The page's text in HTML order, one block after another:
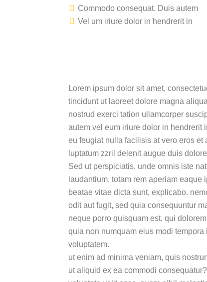
Commodo consequat. Duis autem
Vel um iriure dolor in hendrerit in
Lorem ipsum dolor sit amet,
tincidunt ut laoreet dolore magna
nostrud exerci tation ullamcorper
autem vel eum iriure dolor in hendrerit
eu feugiat nulla facilisis at vero eros
luptatum zzril delenit augue duis
Sed ut perspiciatis, unde omnis iste
laudantium, totam rem aperiam
beatae vitae dicta sunt, explicabo.
odit aut fugit, sed quia consequuntur
neque porro quisquam est, qui
quia non numquam eius modi
voluptatem.
ut enim ad minima veniam, quis
ut aliquid ex ea commodi